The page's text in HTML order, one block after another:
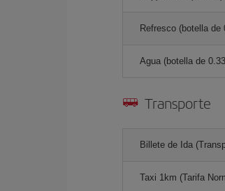
Refresco (botella de
Agua (botella de
Transporte
Billete de Ida
Taxi 1km (Tarifa